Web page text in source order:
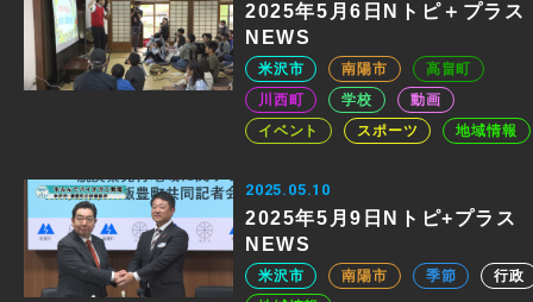
2025年5月6日Nトピ＋プラス
NEWS
米沢市 南陽市
高畠町
川西町
学校
動画
イベント
スポーツ 地域情報
2025.05.10
2025年5月9日Nトピ+プラス
NEWS
米沢市 南陽市 季節
行政